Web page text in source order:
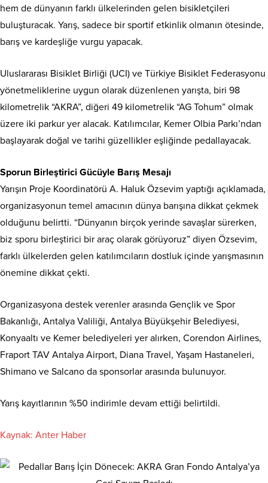
hem de dünyanın farklı ülkelerinden gelen bisikletçileri
buluşturacak. Yarış, sadece bir sportif etkinlik olmanın ötesinde,
barış ve kardeşliğe vurgu yapacak.
Uluslararası Bisiklet Birliği (UCI) ve Türkiye Bisiklet Federasyonu
yönetmeliklerine uygun olarak düzenlenen yarışta, biri 98
kilometrelik “AKRA”, diğeri 49 kilometrelik “AG Tohum” olmak
üzere iki parkur yer alacak. Katılımcılar, Kemer Olbia Parkı’ndan
başlayarak doğal ve tarihi güzellikler eşliğinde pedallayacak.
Sporun Birleştirici Gücüyle Barış Mesajı
Yarışın Proje Koordinatörü A. Haluk Özsevim yaptığı açıklamada,
organizasyonun temel amacının dünya barışına dikkat çekmek
olduğunu belirtti. “Dünyanın birçok yerinde savaşlar sürerken,
biz sporu birleştirici bir araç olarak görüyoruz” diyen Özsevim,
farklı ülkelerden gelen katılımcıların dostluk içinde yarışmasının
önemine dikkat çekti.
Organizasyona destek verenler arasında Gençlik ve Spor
Bakanlığı, Antalya Valiliği, Antalya Büyükşehir Belediyesi,
Konyaaltı ve Kemer belediyeleri yer alırken, Corendon Airlines,
Fraport TAV Antalya Airport, Diana Travel, Yaşam Hastaneleri,
Shimano ve Salcano da sponsorlar arasında bulunuyor.
Yarış kayıtlarının %50 indirimle devam ettiği belirtildi.
Kaynak: Anter Haber